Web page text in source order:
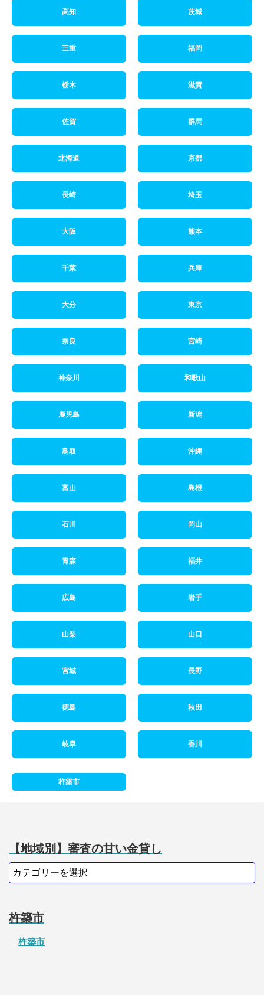
高知 茨城
三重 福岡
栃木 滋賀
佐賀 群馬
北海道 京都
長崎 埼玉
大阪 熊本
千葉 兵庫
大分 東京
奈良 宮崎
神奈川 和歌山
鹿児島 新潟
鳥取 沖縄
富山 島根
石川 岡山
青森 福井
広島 岩手
山梨 山口
宮城 長野
徳島 秋田
岐阜 香川
杵築市
【地域別】審査の甘い金貸し
杵築市
杵築市